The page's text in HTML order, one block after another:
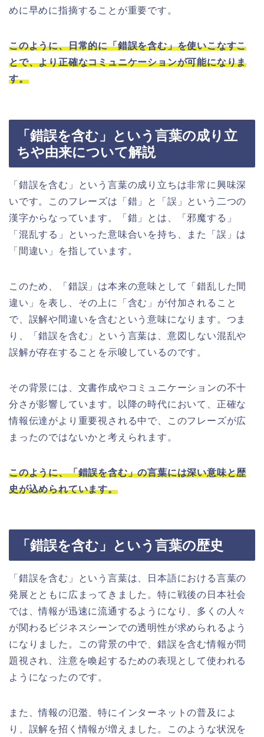
めに早めに指摘することが重要です。
このように、日常的に「錯誤を含む」を使いこなすこ
とで、より正確なコミュニケーションが可能になりま
す。
「錯誤を含む」という言葉の成り立
ちや由来について解説
「錯誤を含む」という言葉の成り立ちは非常に興味深
いです。このフレーズは「錯」と「誤」という二つの
漢字からなっています。「錯」とは、「邪魔する」
「混乱する」といった意味合いを持ち、また「誤」は
「間違い」を指しています。
このため、「錯誤」は本来の意味として「錯乱した間
違い」を表し、その上に「含む」が付加されること
で、誤解や間違いを含むという意味になります。つま
り、「錯誤を含む」という言葉は、意図しない混乱や
誤解が存在することを示唆しているのです。
その背景には、文書作成やコミュニケーションの不十
分さが影響しています。以降の時代において、正確な
情報伝達がより重要視される中で、このフレーズが広
まったのではないかと考えられます。
このように、「錯誤を含む」の言葉には深い意味と歴
史が込められています。
「錯誤を含む」という言葉の歴史
「錯誤を含む」という言葉は、日本語における言葉の
発展とともに広まってきました。特に戦後の日本社会
では、情報が迅速に流通するようになり、多くの人々
が関わるビジネスシーンでの透明性が求められるよう
になりました。この背景の中で、錯誤を含む情報が問
題視され、注意を喚起するための表現として使われる
ようになったのです。
また、情報の氾濫、特にインターネットの普及によ
り、誤解を招く情報が増えました。このような状況を